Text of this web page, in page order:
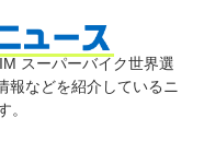
気
スーパーバイク世界選
報などを紹介しているニ
。